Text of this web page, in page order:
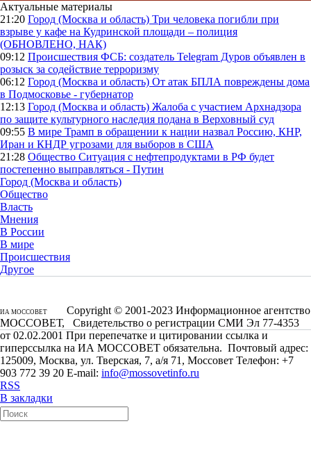
Актуальные материалы
21:20 Город (Москва и область) Три человека погибли при
взрыве у кафе на Кудринской площади – полиция
(ОБНОВЛЕНО, НАК)
09:12 Происшествия ФСБ: создатель Telegram Дуров объявлен в
розыск за содействие терроризму
06:12 Город (Москва и область) От атак БПЛА повреждены дома
в Подмосковье - губернатор
12:13 Город (Москва и область) Жалоба с участием Архнадзора
по защите культурного наследия подана в Верховный суд
09:55 В мире Трамп в обращении к нации назвал Россию, КНР,
Иран и КНДР угрозами для выборов в США
21:28 Общество Ситуация с нефтепродуктами в РФ будет
постепенно выправляться - Путин
Город (Москва и область)
Общество
Власть
Мнения
В России
В мире
Происшествия
Другое
ИА МОССОВЕТ
Copyright © 2001-2023 Информационное агентство
МОССОВЕТ, Свидетельство о регистрации СМИ Эл 77-4353
от 02.02.2001 При перепечатке и цитировании ссылка и
гиперссылка на ИА МОССОВЕТ обязательна. Почтовый адрес:
125009, Москва, ул. Тверская, 7, а/я 71, Моссовет Телефон: +7
903 772 39 20 E-mail: info@mossovetinfo.ru
RSS
В закладки